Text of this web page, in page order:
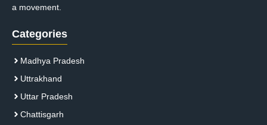
a movement.
Categories
Madhya Pradesh
Uttrakhand
Uttar Pradesh
Chattisgarh